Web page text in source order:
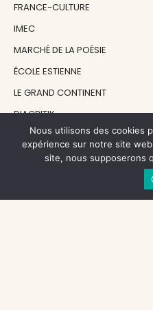
FRANCE-CULTURE
IMEC
MARCHÉ DE LA POÉSIE
ÉCOLE ESTIENNE
LE GRAND CONTINENT
DIACRITIK
EN ATTENDANT NADEAU
Nous utilisons des cookies
expérience sur notre site
site, nous supposerons